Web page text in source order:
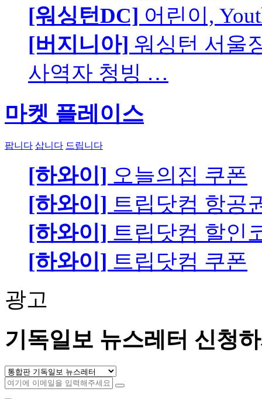
[워싱턴DC] 어린이,
[버지니아] 워싱턴 서울
사역자 청빙 …
마켓 플레이스
팝니다 삽니다 드립니다
[하와이] 오늘의집 쿠폰
[하와이] 트립닷컴 항공
[하와이] 트립닷컴 할인
[하와이] 트립닷컴 쿠폰
광고
기독일보 뉴스레터 신청